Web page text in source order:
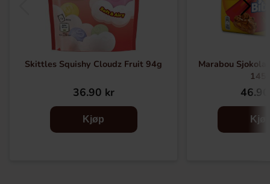
Skittles Squishy Cloudz Fruit 94g
36.90 kr
Kjøp
Marabou